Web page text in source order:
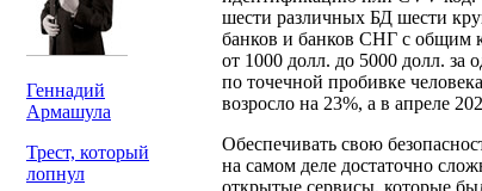
Геннадий
Армашула
Трест, который
лопнул
шести различных БД шести
банков и банков СНГ с общим
от 1000 долл. до 5000 долл. за
по точечной пробивке
возросло на 23%, а в апреле
Обеспечивать свою
на самом деле достаточно
открытые сервисы, которые